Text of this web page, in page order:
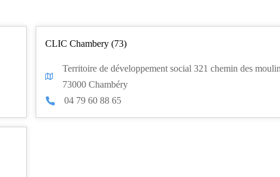
CLIC Chambery (73)
Territoire de développement social 321 chemin des
73000 Chambéry
04 79 60 88 65